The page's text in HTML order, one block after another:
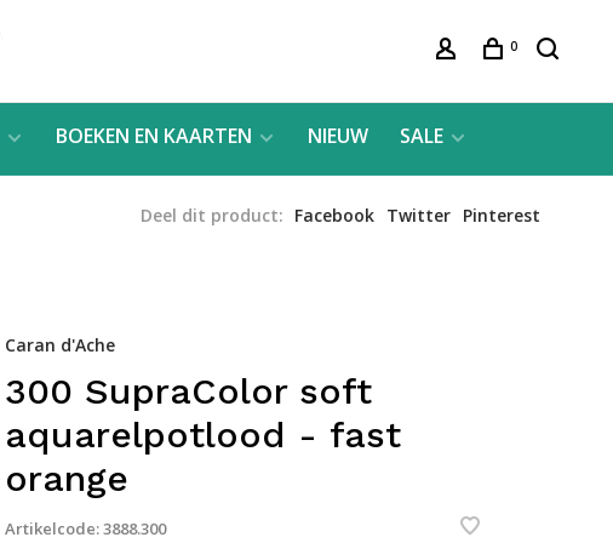
0
BOEKEN EN KAARTEN NIEUW SALE
Deel dit product: Facebook Twitter Pinterest
Caran d'Ache
300 SupraColor soft
aquarelpotlood - fast
orange
Artikelcode:3888.300